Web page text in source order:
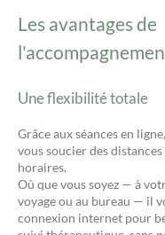
Les avantages de
Une flexibilité totale
Grâce aux séances en
vous soucier des
horaires.
Où que vous soyez — à
voyage ou au bureau — il
connexion internet pour